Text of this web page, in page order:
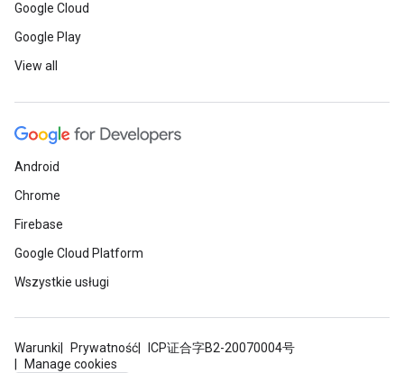
Google Cloud
Google Play
View all
Android
Chrome
Firebase
Google Cloud Platform
Wszystkie usługi
Warunki Prywatność
ICP证合字B2-20070004号
Manage cookies